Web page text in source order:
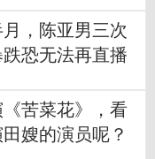
，陈亚男三次
恐无法再直播
苦菜花》，看
嫂的演员呢？